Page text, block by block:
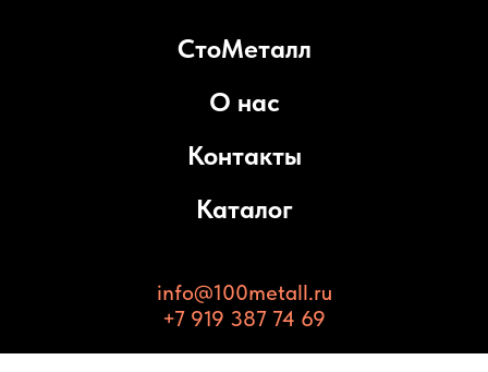
СтоМеталл
О нас
Контакты
Каталог
info@100metall.ru
+7 919 387 74 69